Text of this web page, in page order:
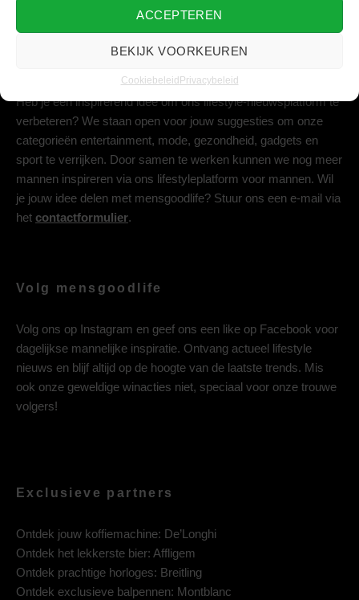
ACCEPTEREN
BEKIJK VOORKEUREN
Cookiebeleid Privacybeleid
Heb je een inspirerend idee om ons lifestyle-nieuwsplatform te
verbeteren? We staan open voor jouw suggesties om onze
categorieën entertainment, mode, gezondheid, gadgets en
sport te verrijken. Door samen te werken kunnen we nog meer
mannen inspireren via ons lifestyleplatform voor mannen. Wil
je jouw idee delen met mensgoodlife? Stuur ons een e-mail via
het contactformulier.
Volg mensgoodlife
Volg ons op Instagram en geef ons een like op Facebook voor
dagelijkse mannelijke inspiratie. Ontvang actueel lifestyle
nieuws en blijf altijd op de hoogte van de laatste trends. Mis
ook onze geweldige winacties niet, speciaal voor onze trouwe
volgers!
Exclusieve partners
Ontdek jouw koffiemachine: De’Longhi
Ontdek het lekkerste bier: Affligem
Ontdek prachtige horloges: Breitling
Ontdek exclusieve balpennen: Montblanc